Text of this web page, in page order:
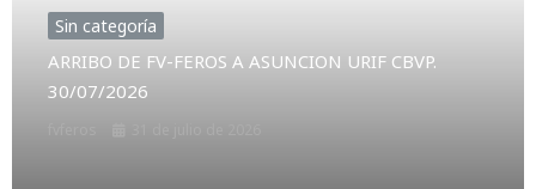
Sin categoría
ARRIBO DE FV-FEROS A ASUNCION URIF CBVP.
30/07/2026